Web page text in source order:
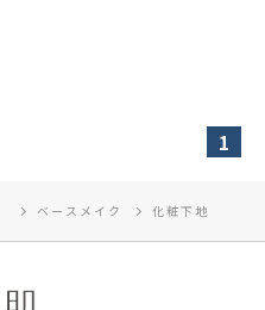
1
ベースメイク 化粧下地